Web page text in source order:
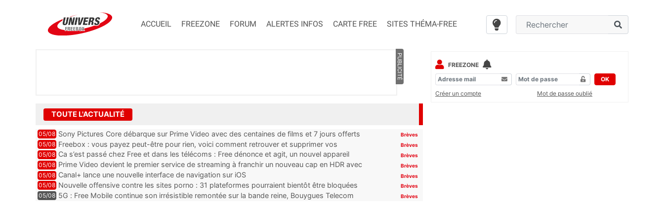
ACCUEIL FREEZONE FORUM ALERTES INFOS CARTE FREE SITES THÉMA-FREE
PUBLICITÉ
TOUTE L'ACTUALITÉ
05/08 Sony Pictures Core débarque sur Prime Video avec des centaines de films et 7 jours offerts Brèves
05/08 Freebox : vous payez peut-être pour rien, voici comment retrouver et supprimer vos
abonnements TV oubliés
Brèves
05/08 Ca s’est passé chez Free et dans les télécoms : Free dénonce et agit, un nouvel appareil
pointe le bout de...
Brèves
05/08 Prime Video devient le premier service de streaming à franchir un nouveau cap en HDR avec
ce lancement
Brèves
05/08 Canal+ lance une nouvelle interface de navigation sur iOS Brèves
05/08 Nouvelle offensive contre les sites porno : 31 plateformes pourraient bientôt être bloquées
par Orange, Free, SF...
Brèves
05/08 5G : Free Mobile continue son irrésistible remontée sur la bande reine, Bouygues Telecom
Brèves
FREEZONE
OK
Créer un compte
Mot de passe oublié